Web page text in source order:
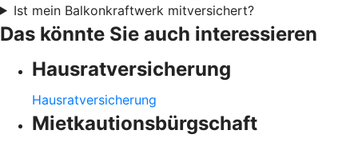
Ist mein Balkonkraftwerk mitversichert?
Das könnte Sie auch interessieren
Hausratversicherung
Hausratversicherung
Mietkautionsbürgschaft